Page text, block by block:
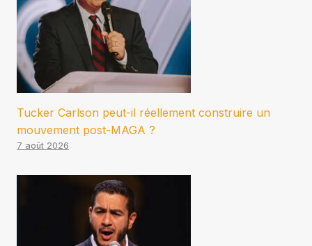
Tucker Carlson peut-il réellement construire un
mouvement post-MAGA ?
7 août 2026